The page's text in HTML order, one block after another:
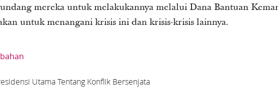
mereka untuk melakukannya melalui Dana Bantuan
untuk menangani krisis ini dan krisis-krisis lainnya.
Utama Tentang Konflik Bersenjata